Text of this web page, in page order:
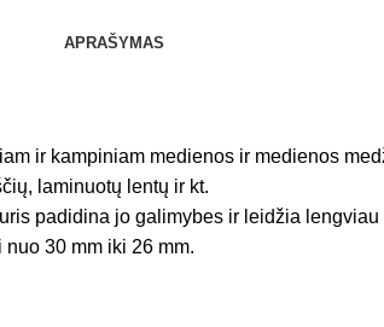
APRAŠYMAS
ir kampiniam medienos ir medienos
laminuotų lentų ir kt.
padidina jo galimybes ir leidžia
30 mm iki 26 mm.